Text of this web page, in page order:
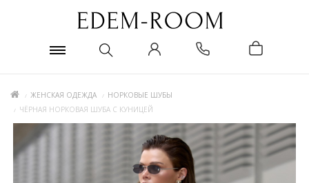
ЖЕНСКАЯ ОДЕЖДА
НОРКОВЫЕ ШУБЫ
ЧЁРНАЯ НОРКОВАЯ ШУБА С КУНИЦЕЙ